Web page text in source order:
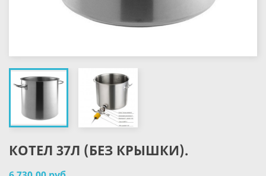
КОТЕЛ 37Л (БЕЗ КРЫШКИ).